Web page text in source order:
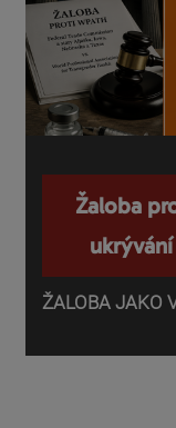
Žaloba
ŽALOBA JAKO